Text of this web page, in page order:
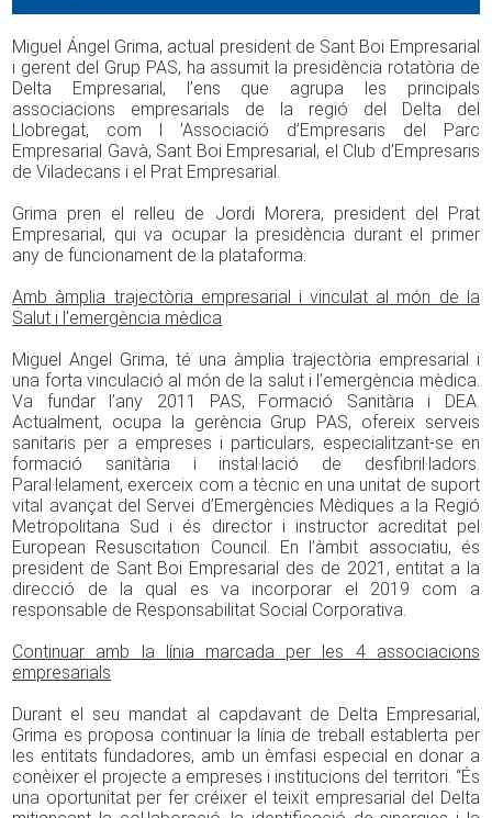
Miguel Ángel Grima, actual president de Sant Boi Empresarial
i gerent del Grup PAS, ha assumit la presidència rotatòria de
Delta Empresarial, l’ens que agrupa les principals
associacions empresarials de la regió del Delta del
Llobregat, com l ’Associació d’Empresaris del Parc
Empresarial Gavà, Sant Boi Empresarial, el Club d’Empresaris
de Viladecans i el Prat Empresarial.
Grima pren el relleu de Jordi Morera, president del Prat
Empresarial, qui va ocupar la presidència durant el primer
any de funcionament de la plataforma.
Amb àmplia trajectòria empresarial i vinculat al món de la
Salut i l’emergència mèdica
Miguel Angel Grima, té una àmplia trajectòria empresarial i
una forta vinculació al món de la salut i l’emergència mèdica.
Va fundar l’any 2011 PAS, Formació Sanitària i DEA.
Actualment, ocupa la gerència Grup PAS, ofereix serveis
sanitaris per a empreses i particulars, especialitzant-se en
formació sanitària i instal·lació de desfibril·ladors.
Paral·lelament, exerceix com a tècnic en una unitat de suport
vital avançat del Servei d’Emergències Mèdiques a la Regió
Metropolitana Sud i és director i instructor acreditat pel
European Resuscitation Council. En l’àmbit associatiu, és
president de Sant Boi Empresarial des de 2021, entitat a la
direcció de la qual es va incorporar el 2019 com a
responsable de Responsabilitat Social Corporativa.
Continuar amb la línia marcada per les 4 associacions
empresarials
Durant el seu mandat al capdavant de Delta Empresarial,
Grima es proposa continuar la línia de treball establerta per
les entitats fundadores, amb un èmfasi especial en donar a
conèixer el projecte a empreses i institucions del territori. “És
una oportunitat per fer créixer el teixit empresarial del Delta